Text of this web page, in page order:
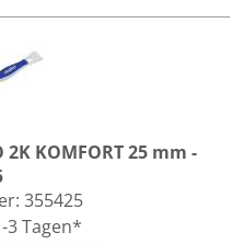
KOMFORT 25 mm -
355425
3 Tagen*